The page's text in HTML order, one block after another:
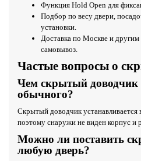
Функция Hold Open для
Подбор по весу двери,
установки.
Доставка по Москве и
самовывоз.
Частые вопросы о
Чем скрытый доводчик
обычного?
Скрытый доводчик устанавливается
поэтому снаружи не виден корпус и
Можно ли поставить
любую дверь?